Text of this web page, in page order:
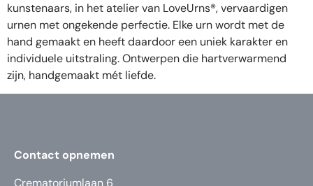
kunstenaars, in het atelier van LoveUrns®, vervaardigen
urnen met ongekende perfectie. Elke urn wordt met de
hand gemaakt en heeft daardoor een uniek karakter en
individuele uitstraling. Ontwerpen die hartverwarmend
zijn, handgemaakt mét liefde.
Contact opnemen